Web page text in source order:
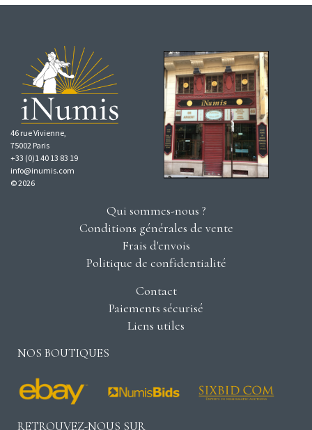
46 rue Vivienne,
75002 Paris
+33 (0)1 40 13 83 19
info@inumis.com
© 2026
Qui sommes-nous ?
Conditions générales de vente
Frais d'envois
Politique de confidentialité
Contact
Paiements sécurisé
Liens utiles
NOS BOUTIQUES
RETROUVEZ-NOUS SUR